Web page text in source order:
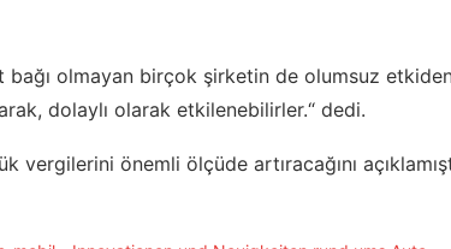
bağı olmayan birçok şirketin de olumsuz
dolaylı olarak etkilenebilirler.“ dedi.
vergilerini önemli ölçüde artıracağını